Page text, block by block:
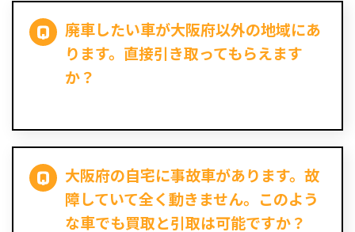
廃車したい車が大阪府以外の地域にあ
ります。直接引き取ってもらえます
か？
大阪府の自宅に事故車があります。故
障していて全く動きません。このよう
な車でも買取と引取は可能ですか？